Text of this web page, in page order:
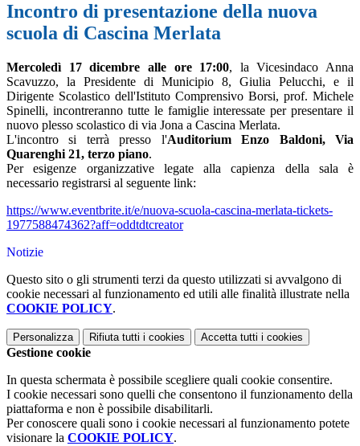
Incontro di presentazione della nuova
scuola di Cascina Merlata
Mercoledì 17 dicembre alle ore 17:00, la Vicesindaco Anna
Scavuzzo, la Presidente di Municipio 8, Giulia Pelucchi, e il
Dirigente Scolastico dell'Istituto Comprensivo Borsi, prof. Michele
Spinelli, incontreranno tutte le famiglie interessate per presentare il
nuovo plesso scolastico di via Jona a Cascina Merlata.
L'incontro si terrà presso l'Auditorium Enzo Baldoni, Via
Quarenghi 21, terzo piano.
Per esigenze organizzative legate alla capienza della sala è
necessario registrarsi al seguente link:
https://www.eventbrite.it/e/nuova-scuola-cascina-merlata-tickets-
1977588474362?aff=oddtdtcreator
Notizie
Questo sito o gli strumenti terzi da questo utilizzati si avvalgono di
cookie necessari al funzionamento ed utili alle finalità illustrate nella
COOKIE POLICY.
Personalizza Rifiuta tutti i cookies Accetta tutti i cookies
Gestione cookie
In questa schermata è possibile scegliere quali cookie consentire.
I cookie necessari sono quelli che consentono il funzionamento della
piattaforma e non è possibile disabilitarli.
Per conoscere quali sono i cookie necessari al funzionamento potete
visionare la COOKIE POLICY.